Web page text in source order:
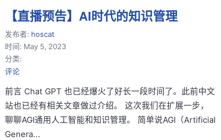
【直播预告】AI时代的知识管理
发布者: hoscat
时间: May 5, 2023
分类:
评论
前言 Chat GPT 也已经爆火了好长一段时间了。此前中文
站也已经有相关文章做过介绍。 这次我们在扩展一步，
聊聊AGI通用人工智能和知识管理。 简单说AGI（Artificial
Genera...